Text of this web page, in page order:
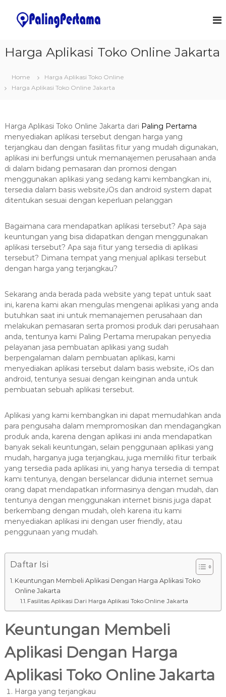
a
e
a
t
a
n
A
p
l
k
a
s
i
r
b
a
i
k
H
u
b
0
1
2
-
8
7
7
9
-
4
6
w
e
o
u
t
i
o
n
s
Harga Aplikasi Toko Online Jakarta
Home
Harga Aplikasi Toko Online
Harga Aplikasi Toko Online Jakarta
Harga Aplikasi Toko Online Jakarta dari Paling Pertama
menyediakan aplikasi tersebut dengan harga yang
terjangkau dan dengan fasilitas fitur yang mudah digunakan,
aplikasi ini berfungsi untuk memanajemen perusahaan anda
di dalam bidang pemasaran dan promosi dengan
menggunakan aplikasi yang sedang kami kembangkan ini,
tersedia dalam basis website,iOs dan android system dapat
ditentukan sesuai dengan keperluan pelanggan
Bagaimana cara mendapatkan aplikasi tersebut? Apa saja
keuntungan yang bisa didapatkan dengan menggunakan
aplikasi tersebut? Apa saja fitur yang tersedia di aplikasi
tersebut? Dimana tempat yang menjual aplikasi tersebut
dengan harga yang terjangkau?
Sekarang anda berada pada website yang tepat untuk saat
ini, karena kami akan mengulas mengenai aplikasi yang anda
butuhkan saat ini untuk memanajemen perusahaan dan
melakukan pemasaran serta promosi produk dari perusahaan
anda, tentunya kami Paling Pertama merupakan penyedia
pelayanan jasa pembuatan aplikasi yang sudah
berpengalaman dalam pembuatan aplikasi, kami
menyediakan aplikasi tersebut dalam basis website, iOs dan
android, tentunya sesuai dengan keinginan anda untuk
pembuatan sebuah aplikasi tersebut.
Aplikasi yang kami kembangkan ini dapat memudahkan anda
para pengusaha dalam mempromosikan dan mendagangkan
produk anda, karena dengan aplikasi ini anda mendapatkan
banyak sekali keuntungan, selain penggunaan aplikasi yang
mudah, harganya juga terjangkau, juga memiliki fitur terbaik
yang tersedia pada aplikasi ini, yang hanya tersedia di tempat
kami tentunya, dengan berselancar didunia internet semua
orang dapat mendapatkan informasinya dengan mudah, dan
tentunya dengan menggunakan internet bisnis juga dapat
berkembang dengan mudah, oleh karena itu kami
menyediakan aplikasi ini dengan user friendly, atau
penggunaan yang mudah.
Daftar Isi
Keuntungan Membeli Aplikasi Dengan Harga Aplikasi Toko
Online Jakarta
Fasilitas Aplikasi Dari Harga Aplikasi Toko Online Jakarta
Keuntungan Membeli
Aplikasi Dengan Harga
Aplikasi Toko Online Jakarta
Harga yang terjangkau